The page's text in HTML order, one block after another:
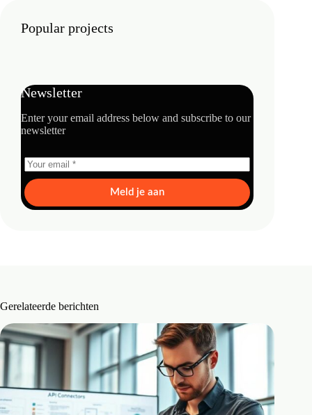
Popular projects
Newsletter
Enter your email address below and subscribe to our
newsletter
Meld je aan
Gerelateerde berichten